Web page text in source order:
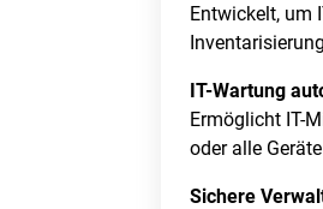
Entwickelt, um
IT-Wartung
Ermöglicht IT-
oder alle
Sichere